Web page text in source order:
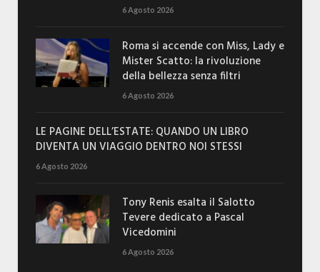
6 Agosto 2026
Roma si accende con Miss, Lady e
Mister Scatto: la rivoluzione
della bellezza senza filtri
6 Agosto 2026
LE PAGINE DELL’ESTATE: QUANDO UN LIBRO
DIVENTA UN VIAGGIO DENTRO NOI STESSI
6 Agosto 2026
Tony Renis esalta il Salotto
Tevere dedicato a Pascal
Vicedomini
6 Agosto 2026